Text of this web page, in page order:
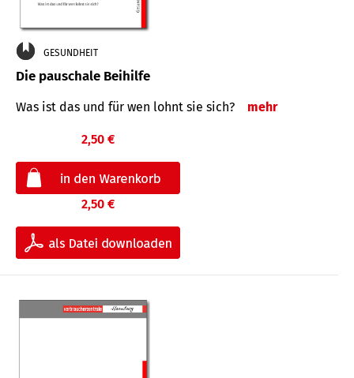
GESUNDHEIT
Die pauschale Beihilfe
Was ist das und für wen lohnt sie sich? mehr
2,50 €
2,50 €